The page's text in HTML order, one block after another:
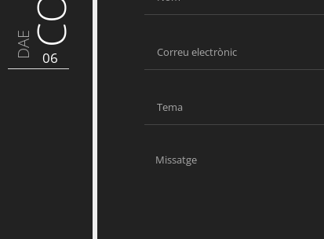
DAE 06